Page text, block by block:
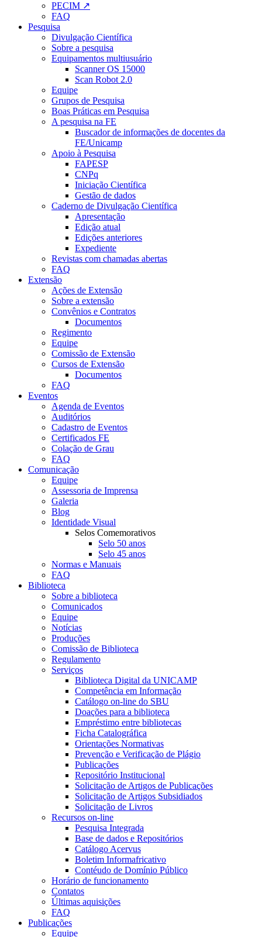
PECIM ↗
FAQ
Pesquisa
Divulgação Científica
Sobre a pesquisa
Equipamentos multiusuário
Scanner OS 15000
Scan Robot 2.0
Equipe
Grupos de Pesquisa
Boas Práticas em Pesquisa
A pesquisa na FE
Buscador de informações de docentes da
FE/Unicamp
Apoio à Pesquisa
FAPESP
CNPq
Iniciação Científica
Gestão de dados
Caderno de Divulgação Científica
Apresentação
Edição atual
Edições anteriores
Expediente
Revistas com chamadas abertas
FAQ
Extensão
Ações de Extensão
Sobre a extensão
Convênios e Contratos
Documentos
Regimento
Equipe
Comissão de Extensão
Cursos de Extensão
Documentos
FAQ
Eventos
Agenda de Eventos
Auditórios
Cadastro de Eventos
Certificados FE
Colação de Grau
FAQ
Comunicação
Equipe
Assessoria de Imprensa
Galeria
Blog
Identidade Visual
Selos Comemorativos
Selo 50 anos
Selo 45 anos
Normas e Manuais
FAQ
Biblioteca
Sobre a biblioteca
Comunicados
Equipe
Notícias
Produções
Comissão de Biblioteca
Regulamento
Serviços
Biblioteca Digital da UNICAMP
Competência em Informação
Catálogo on-line do SBU
Doações para a biblioteca
Empréstimo entre bibliotecas
Ficha Catalográfica
Orientações Normativas
Prevenção e Verificação de Plágio
Publicações
Repositório Institucional
Solicitação de Artigos de Publicações
Solicitação de Artigos Subsidiados
Solicitação de Livros
Recursos on-line
Pesquisa Integrada
Base de dados e Repositórios
Catálogo Acervus
Boletim Informafricativo
Contéudo de Domínio Público
Horário de funcionamento
Contatos
Últimas aquisições
FAQ
Publicações
Equipe